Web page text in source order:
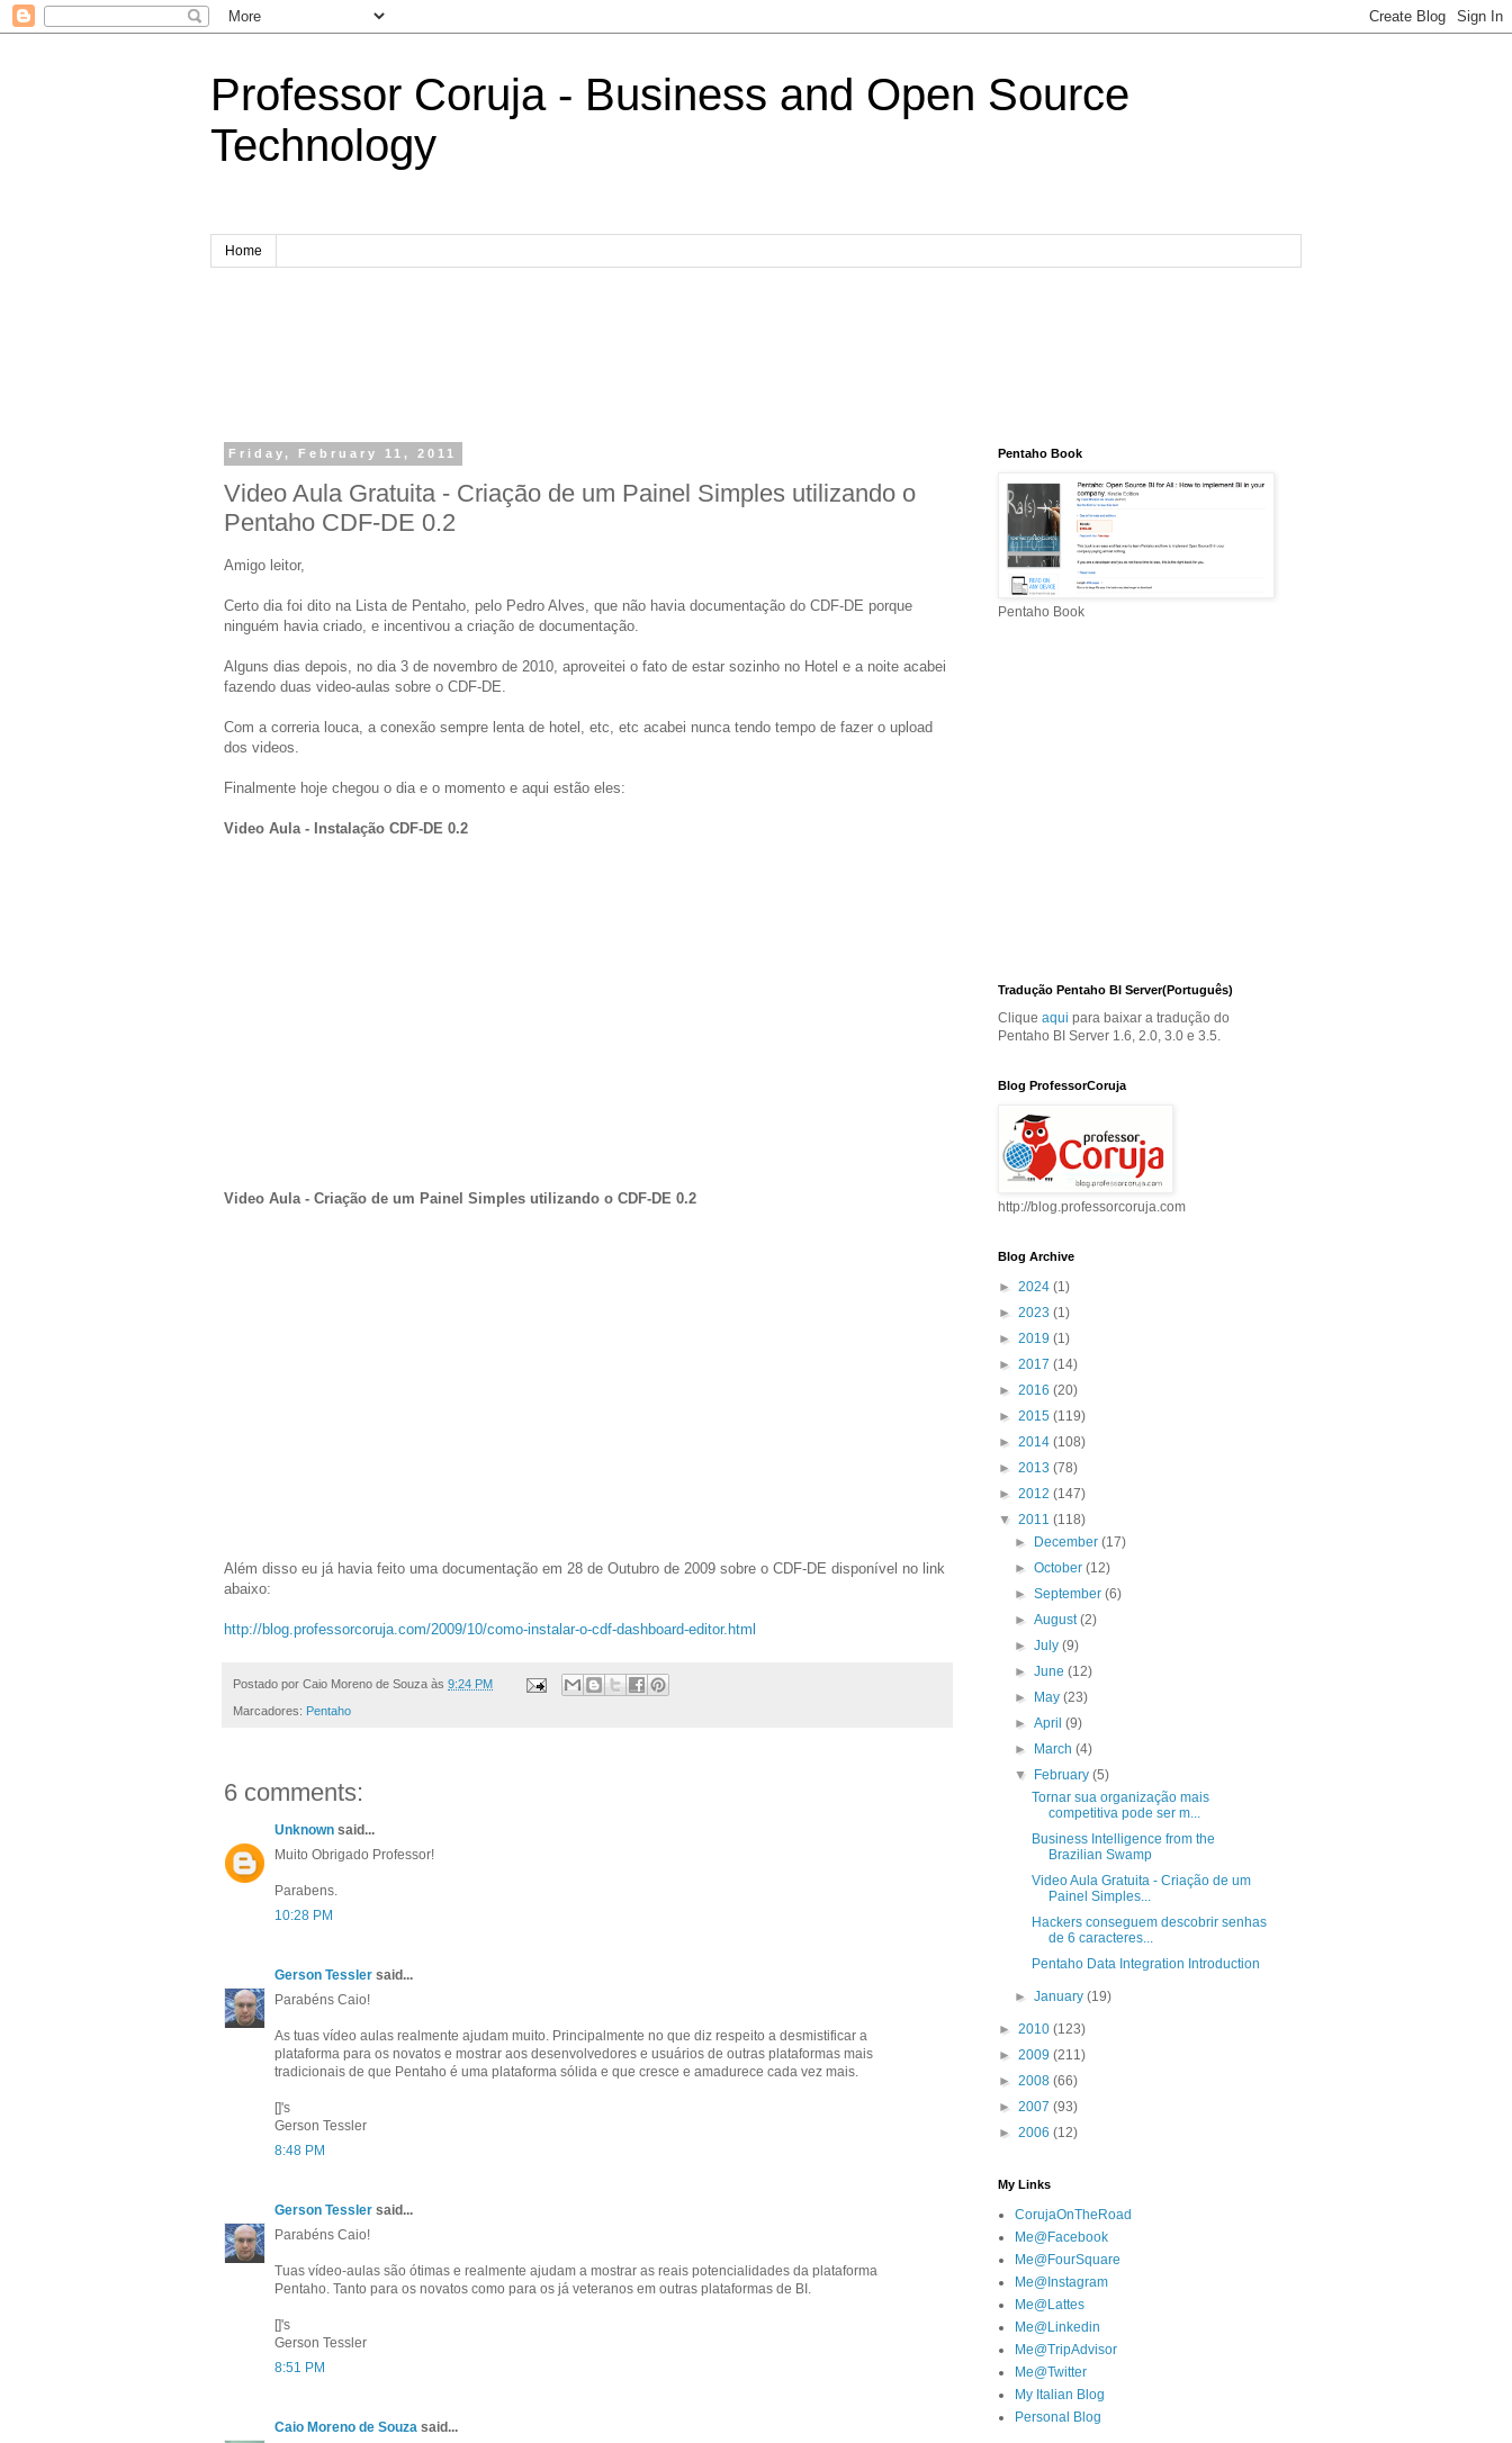
Professor Coruja - Business and Open Source
Technology
Home
Friday, February 11, 2011
Video Aula Gratuita - Criação de um Painel Simples utilizando o
Pentaho CDF-DE 0.2
Amigo leitor,
Certo dia foi dito na Lista de Pentaho, pelo Pedro Alves, que não havia documentação do CDF-DE porque
ninguém havia criado, e incentivou a criação de documentação.
Alguns dias depois, no dia 3 de novembro de 2010, aproveitei o fato de estar sozinho no Hotel e a noite acabei
fazendo duas video-aulas sobre o CDF-DE.
Com a correria louca, a conexão sempre lenta de hotel, etc, etc acabei nunca tendo tempo de fazer o upload
dos videos.
Finalmente hoje chegou o dia e o momento e aqui estão eles:
Video Aula - Instalação CDF-DE 0.2
Video Aula - Criação de um Painel Simples utilizando o CDF-DE 0.2
Além disso eu já havia feito uma documentação em 28 de Outubro de 2009 sobre o CDF-DE disponível no link
abaixo:
http://blog.professorcoruja.com/2009/10/como-instalar-o-cdf-dashboard-editor.html
Postado por Caio Moreno de Souza às 9:24 PM
Marcadores: Pentaho
6 comments:
Unknown said...
Muito Obrigado Professor!
Parabens.
10:28 PM
Gerson Tessler said...
Parabéns Caio!
As tuas vídeo aulas realmente ajudam muito. Principalmente no que diz respeito a desmistificar a
plataforma para os novatos e mostrar aos desenvolvedores e usuários de outras plataformas mais
tradicionais de que Pentaho é uma plataforma sólida e que cresce e amadurece cada vez mais.
[]'s
Gerson Tessler
8:48 PM
Gerson Tessler said...
Parabéns Caio!
Tuas vídeo-aulas são ótimas e realmente ajudam a mostrar as reais potencialidades da plataforma
Pentaho. Tanto para os novatos como para os já veteranos em outras plataformas de BI.
[]'s
Gerson Tessler
8:51 PM
Caio Moreno de Souza said...
Pentaho Book
Pentaho Book
Tradução Pentaho BI Server(Português)
Clique aqui para baixar a tradução do
Pentaho BI Server 1.6, 2.0, 3.0 e 3.5.
Blog ProfessorCoruja
http://blog.professorcoruja.com
Blog Archive
► 2024 (1)
► 2023 (1)
► 2019 (1)
► 2017 (14)
► 2016 (20)
► 2015 (119)
► 2014 (108)
► 2013 (78)
► 2012 (147)
▼ 2011 (118)
►
December(17)
►October(12)
►September(6)
►August(2)
►July(9)
►June(12)
►
May(23)
►April(9)
►
March(4)
▼
February(5)
Tornar sua organização mais
competitiva pode ser m...
Business Intelligence from the
Brazilian Swamp
Video Aula Gratuita - Criação de um
Painel Simples...
Hackers conseguem descobrir senhas
de 6 caracteres...
Pentaho Data Integration Introduction
►January(19)
► 2010 (123)
► 2009 (211)
► 2008 (66)
► 2007 (93)
► 2006 (12)
My Links
CorujaOnTheRoad
Me@Facebook
Me@FourSquare
Me@Instagram
Me@Lattes
Me@Linkedin
Me@TripAdvisor
Me@Twitter
My Italian Blog
Personal Blog